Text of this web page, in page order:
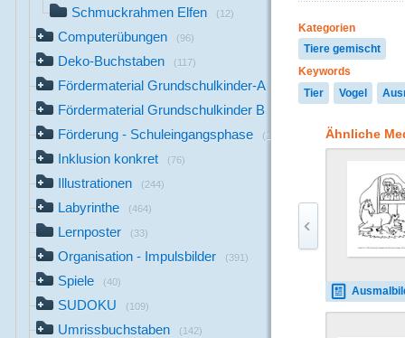
Schmuckrahmen Elfen (12)
Computerübungen (96)
Deko-Buchstaben (117)
Fördermaterial Grundschulkinder-A
Fördermaterial Grundschulkinder B
Förderung - Schuleingangsphase (1142)
Inklusion konkret (76)
Illustrationen (244)
Labyrinthe (464)
Lernposter (33)
Organisation - Impulsbilder (391)
Spiele (40)
SUDOKU (109)
Umrissbuchstaben (142)
Kategorien
Tiere gemischt
Keywords
Tier
Vogel
Ähnliche
Ausmalbilder-Pferde-